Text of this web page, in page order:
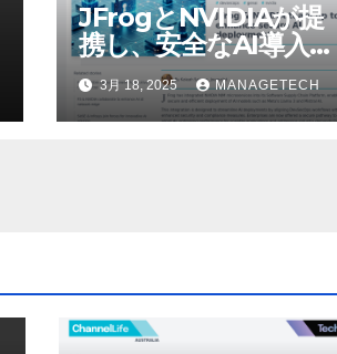
JFrogとNVIDIAが提
携し、安全なAI導入を
強化
3月 18, 2025 MANAGETECH